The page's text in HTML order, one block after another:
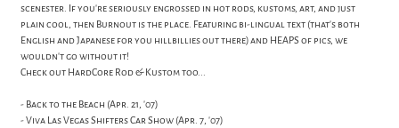
scenester. If you're seriously engrossed in hot rods, kustoms, art, and just
plain cool, then Burnout is the place. Featuring bi-lingual text (that's both
English and Japanese for you hillbillies out there) and HEAPS of pics, we
wouldn't go without it!
Check out HardCore Rod & Kustom too...
- Back to the Beach (Apr. 21, '07)
- Viva Las Vegas Shifters Car Show (Apr. 7, '07)